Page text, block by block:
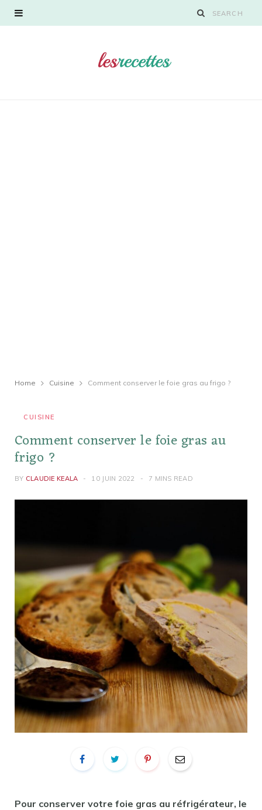
Home Cuisine Comment conserver le foie gras au frigo ?
CUISINE
Comment conserver le foie gras au
frigo ?
BY CLAUDIE KEALA 10 JUIN 2022 7 MINS READ
Pour conserver votre foie gras au réfrigérateur, le